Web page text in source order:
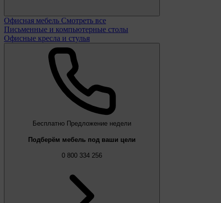
Офисная мебель Смотреть все
Письменные и компьютерные столы
Офисные кресла и стулья
Бесплатно Предложение недели
Подберём мебель под ваши цели
0 800 334 256